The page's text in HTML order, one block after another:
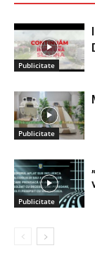
Publicitate
Publicitate
Publicitate